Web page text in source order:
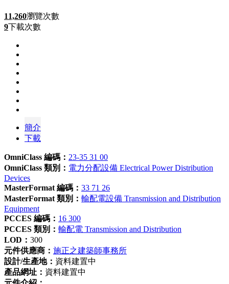
11,260瀏覽次數
9下載次數
簡介
下載
OmniClass 編碼： 23-35 31 00
OmniClass 類別： 電力分配設備 Electrical Power Distribution
Devices
MasterFormat 編碼： 33 71 26
MasterFormat 類別： 輸配電設備 Transmission and Distribution
Equipment
PCCES 編碼： 16 300
PCCES 類別： 輸配電 Transmission and Distribution
LOD： 300
元件供應商： 施正之建築師事務所
設計/生產地： 資料建置中
產品網址： 資料建置中